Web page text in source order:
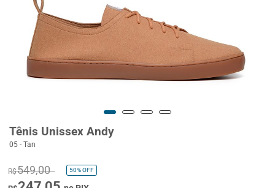
Tênis Unissex Andy
05 - Tan
R$549,00 50%OFF